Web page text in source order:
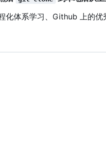
化体系学习、Github 上的